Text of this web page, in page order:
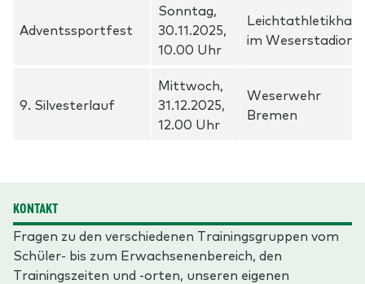
Adventssportfest
Sonntag,
30.11.2025,
10.00 Uhr
Leichtathletikhalle
im Weserstadion
9. Silvesterlauf
Mittwoch,
31.12.2025,
12.00 Uhr
Weserwehr
Bremen
KONTAKT
Fragen zu den verschiedenen Trainingsgruppen vom
Schüler- bis zum Erwachsenenbereich, den
Trainingszeiten und -orten, unseren eigenen